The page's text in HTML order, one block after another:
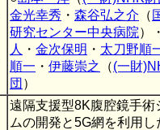
金光幸秀 ・ 森谷弘之介 （
研究センター中央病院）・
人
・ 金次保明 ・ 太刀野順
順一 ・ 伊藤崇之 （(一財
団 ）
遠隔支援型8K腹腔鏡手術
ムの開発と5G網を利用し